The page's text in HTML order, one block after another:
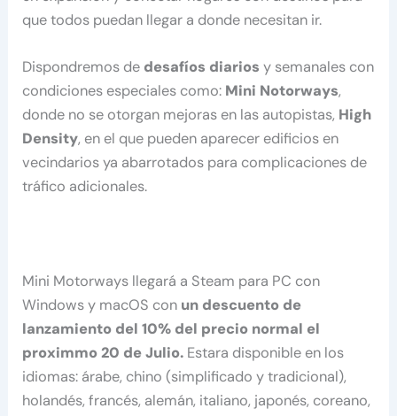
que todos puedan llegar a donde necesitan ir.
Dispondremos de desafíos diariosy semanales con
condiciones especiales como: Mini Notorways,
donde no se otorgan mejoras en las autopistas, High
Density, en el que pueden aparecer edificios en
vecindarios ya abarrotados para complicaciones de
tráfico adicionales.
Mini Motorways llegará a Steam para PC con
Windows y macOS con un descuento de
lanzamiento del 10% del precio normal el
proximmo 20 de Julio. Estara disponible en los
idiomas: árabe, chino (simplificado y tradicional),
holandés, francés, alemán, italiano, japonés, coreano,